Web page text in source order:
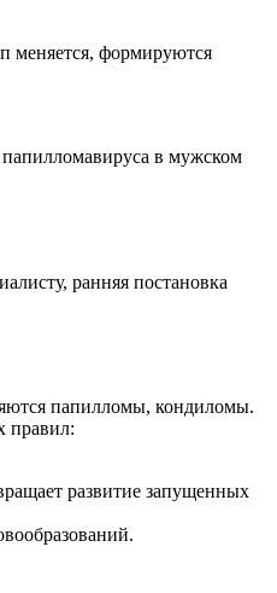
меняется, формируются
в мужском
ранняя постановка
папилломы, кондиломы.
правил:
развитие запущенных